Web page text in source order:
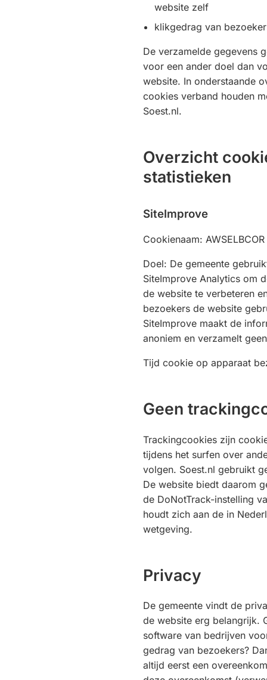
website zelf
klikgedrag van
De verzamelde gegevens
voor een ander doel dan
website. In onderstaande
cookies verband houden
Soest.nl.
Overzicht
statistieken
SiteImprove
Cookienaam: AWSELBCOR
Doel: De gemeente
SiteImprove Analytics om
de website te verbeteren
bezoekers de website
SiteImprove maakt de
anoniem en verzamelt
Tijd cookie op apparaat
Geen
Trackingcookies zijn
tijdens het surfen over
volgen. Soest.nl gebruikt
De website biedt daarom
de DoNotTrack-instelling
houdt zich aan de in
wetgeving.
Privacy
De gemeente vindt de
de website erg belangrijk.
software van bedrijven
gedrag van bezoekers?
altijd eerst een